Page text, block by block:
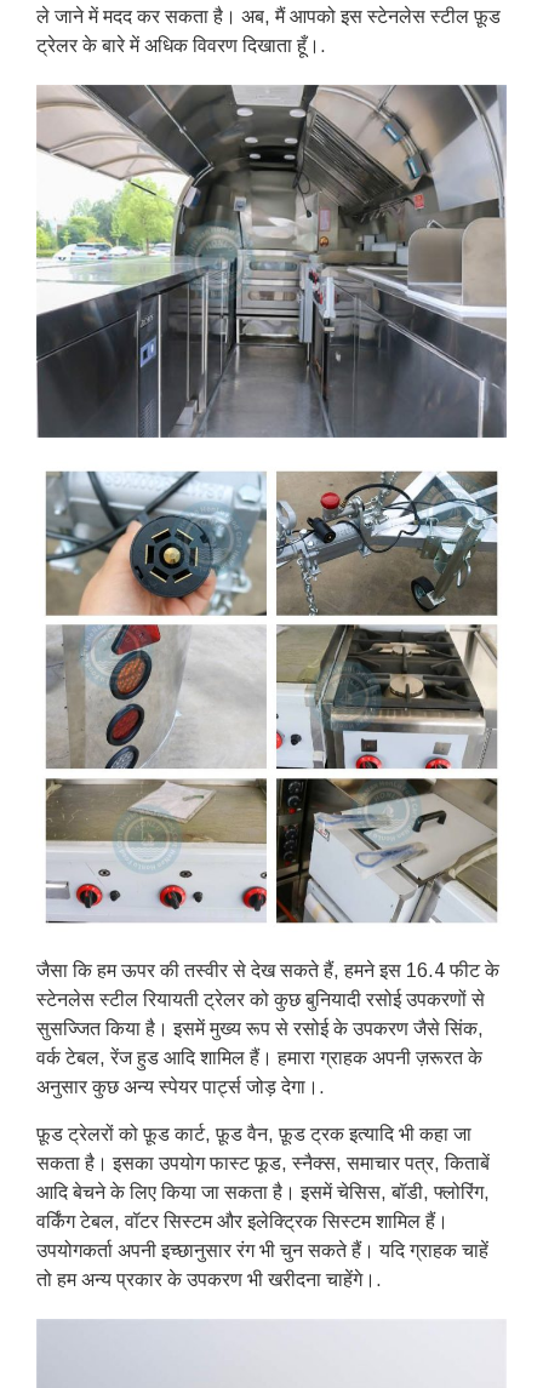
ले जाने में मदद कर सकता है। अब, मैं आपको इस स्टेनलेस स्टील फ़ूड
ट्रेलर के बारे में अधिक विवरण दिखाता हूँ।.
जैसा कि हम ऊपर की तस्वीर से देख सकते हैं, हमने इस 16.4 फीट के
स्टेनलेस स्टील रियायती ट्रेलर को कुछ बुनियादी रसोई उपकरणों से
सुसज्जित किया है। इसमें मुख्य रूप से रसोई के उपकरण जैसे सिंक,
वर्क टेबल, रेंज हुड आदि शामिल हैं। हमारा ग्राहक अपनी ज़रूरत के
अनुसार कुछ अन्य स्पेयर पार्ट्स जोड़ देगा।.
फ़ूड ट्रेलरों को फ़ूड कार्ट, फ़ूड वैन, फ़ूड ट्रक इत्यादि भी कहा जा
सकता है। इसका उपयोग फास्ट फूड, स्नैक्स, समाचार पत्र, किताबें
आदि बेचने के लिए किया जा सकता है। इसमें चेसिस, बॉडी, फ्लोरिंग,
वर्किंग टेबल, वॉटर सिस्टम और इलेक्ट्रिक सिस्टम शामिल हैं।
उपयोगकर्ता अपनी इच्छानुसार रंग भी चुन सकते हैं। यदि ग्राहक चाहें
तो हम अन्य प्रकार के उपकरण भी खरीदना चाहेंगे।.